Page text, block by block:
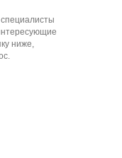
ниже,